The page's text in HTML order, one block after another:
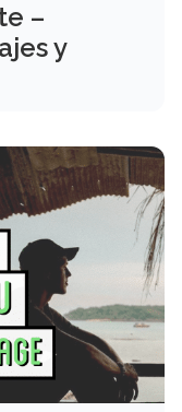
–
y